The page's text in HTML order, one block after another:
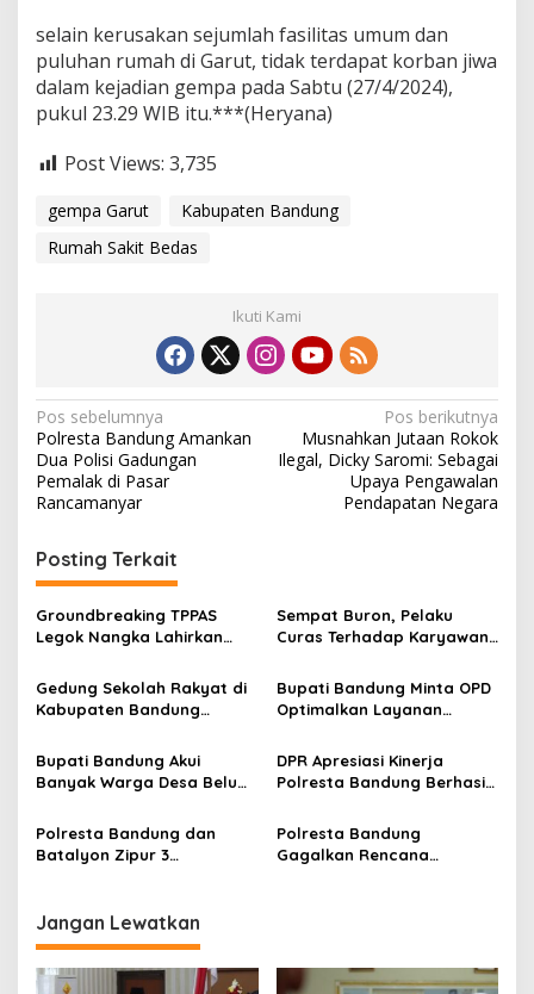
selain kerusakan sejumlah fasilitas umum dan
puluhan rumah di Garut, tidak terdapat korban jiwa
dalam kejadian gempa pada Sabtu (27/4/2024),
pukul 23.29 WIB itu.***(Heryana)
Post Views: 3,735
gempa Garut
Kabupaten Bandung
Rumah Sakit Bedas
Ikuti Kami
N
a
v
g
a
s
p
o
s
Pos sebelumnya
Polresta Bandung Amankan
Dua Polisi Gadungan
Pemalak di Pasar
Rancamanyar
Pos berikutnya
Musnahkan Jutaan Rokok
Ilegal, Dicky Saromi: Sebagai
Upaya Pengawalan
Pendapatan Negara
Posting Terkait
Groundbreaking TPPAS
Legok Nangka Lahirkan
Penyelesaian Sampah
Bandung Raya
Sempat Buron, Pelaku
Curas Terhadap Karyawan
Ditangkap Polisi
Gedung Sekolah Rakyat di
Kabupaten Bandung
Siap Tampung Dua Ribu
Siswa
Bupati Bandung Minta OPD
Optimalkan Layanan
Masyarakat Soal
Kekeringan
Bupati Bandung Akui
Banyak Warga Desa Belum
Koperasi Merah Putih
DPR Apresiasi Kinerja
Polresta Bandung Berhasil
Perkara dan Sita Jutaan
Narkoba
Polresta Bandung dan
Batalyon Zipur 3
Kondusifitas Wilayah
Polresta Bandung
Gagalkan Rencana
Jangan Lewatkan